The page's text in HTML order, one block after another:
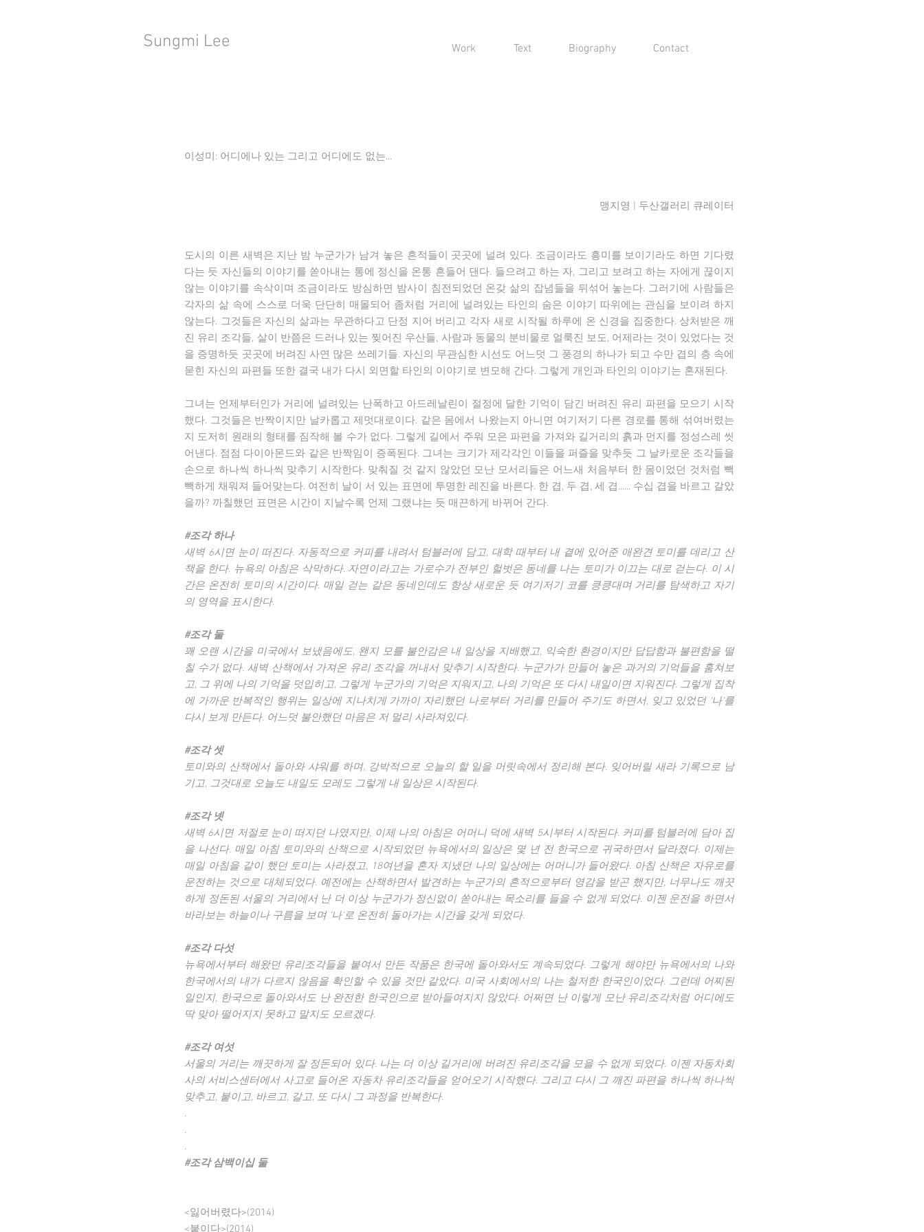
Sungmi Lee Work Text Biography Contact
이성미: 어디에나 있는 그리고 어디에도 없는...
맹지영 | 두산갤러리 큐레이터
도시의 이른 새벽은 지난 밤 누군가가 남겨 놓은 흔적들이 곳곳에 널려 있다. 조금이라도 흥미를 보이기라도 하면 기다렸
다는 듯 자신들의 이야기를 쏟아내는 통에 정신을 온통 흔들어 댄다. 들으려고 하는 자, 그리고 보려고 하는 자에게 끊이지
않는 이야기를 속삭이며 조금이라도 방심하면 밤사이 침전되었던 온갖 삶의 잡념들을 뒤섞어 놓는다. 그러기에 사람들은
각자의 삶 속에 스스로 더욱 단단히 매몰되어 좀처럼 거리에 널려있는 타인의 숨은 이야기 따위에는 관심을 보이려 하지
않는다. 그것들은 자신의 삶과는 무관하다고 단정 지어 버리고 각자 새로 시작될 하루에 온 신경을 집중한다. 상처받은 깨
진 유리 조각들, 살이 반쯤은 드러나 있는 찢어진 우산들, 사람과 동물의 분비물로 얼룩진 보도, 어제라는 것이 있었다는 것
을 증명하듯 곳곳에 버려진 사연 많은 쓰레기들. 자신의 무관심한 시선도 어느덧 그 풍경의 하나가 되고 수만 겹의 층 속에
묻힌 자신의 파편들 또한 결국 내가 다시 외면할 타인의 이야기로 변모해 간다. 그렇게 개인과 타인의 이야기는 혼재된다.
그녀는 언제부터인가 거리에 널려있는 난폭하고 아드레날린이 절정에 달한 기억이 담긴 버려진 유리 파편을 모으기 시작
했다. 그것들은 반짝이지만 날카롭고 제멋대로이다. 같은 몸에서 나왔는지 아니면 여기저기 다른 경로를 통해 섞여버렸는
지 도저히 원래의 형태를 짐작해 볼 수가 없다. 그렇게 길에서 주워 모은 파편을 가져와 길거리의 흙과 먼지를 정성스레 씻
어낸다. 점점 다이아몬드와 같은 반짝임이 증폭된다. 그녀는 크기가 제각각인 이들을 퍼즐을 맞추듯 그 날카로운 조각들을
손으로 하나씩 하나씩 맞추기 시작한다. 맞춰질 것 같지 않았던 모난 모서리들은 어느새 처음부터 한 몸이었던 것처럼 빽
빽하게 채워져 들어맞는다. 여전히 날이 서 있는 표면에 투명한 레진을 바른다. 한 겹, 두 겹, 세 겹...... 수십 겹을 바르고 갈았
을까? 까칠했던 표면은 시간이 지날수록 언제 그랬냐는 듯 매끈하게 바뀌어 간다.
#조각 하나
새벽 6시면 눈이 떠진다. 자동적으로 커피를 내려서 텀블러에 담고, 대학 때부터 내 곁에 있어준 애완견 토미를 데리고 산
책을 한다. 뉴욕의 아침은 삭막하다. 자연이라고는 가로수가 전부인 헐벗은 동네를 나는 토미가 이끄는 대로 걷는다. 이 시
간은 온전히 토미의 시간이다. 매일 걷는 같은 동네인데도 항상 새로운 듯 여기저기 코를 킁킁대며 거리를 탐색하고 자기
의 영역을 표시한다.
#조각 둘
꽤 오랜 시간을 미국에서 보냈음에도, 왠지 모를 불안감은 내 일상을 지배했고, 익숙한 환경이지만 답답함과 불편함을 떨
칠 수가 없다. 새벽 산책에서 가져온 유리 조각을 꺼내서 맞추기 시작한다. 누군가가 만들어 놓은 과거의 기억들을 훔쳐보
고, 그 위에 나의 기억을 덧입히고, 그렇게 누군가의 기억은 지워지고, 나의 기억은 또 다시 내일이면 지워진다. 그렇게 집착
에 가까운 반복적인 행위는 일상에 지나치게 가까이 자리했던 나로부터 거리를 만들어 주기도 하면서, 잊고 있었던 ‘나’를
다시 보게 만든다. 어느덧 불안했던 마음은 저 멀리 사라져있다.
#조각 셋
토미와의 산책에서 돌아와 샤워를 하며, 강박적으로 오늘의 할 일을 머릿속에서 정리해 본다. 잊어버릴 새라 기록으로 남
기고, 그것대로 오늘도 내일도 모레도 그렇게 내 일상은 시작된다.
#조각 넷
새벽 6시면 저절로 눈이 떠지던 나였지만, 이제 나의 아침은 어머니 덕에 새벽 5시부터 시작된다. 커피를 텀블러에 담아 집
을 나선다. 매일 아침 토미와의 산책으로 시작되었던 뉴욕에서의 일상은 몇 년 전 한국으로 귀국하면서 달라졌다. 이제는
매일 아침을 같이 했던 토미는 사라졌고, 18여년을 혼자 지냈던 나의 일상에는 어머니가 들어왔다. 아침 산책은 자유로를
운전하는 것으로 대체되었다. 예전에는 산책하면서 발견하는 누군가의 흔적으로부터 영감을 받곤 했지만, 너무나도 깨끗
하게 정돈된 서울의 거리에서 난 더 이상 누군가가 정신없이 쏟아내는 목소리를 들을 수 없게 되었다. 이젠 운전을 하면서
바라보는 하늘이나 구름을 보며 ‘나’로 온전히 돌아가는 시간을 갖게 되었다.
#조각 다섯
뉴욕에서부터 해왔던 유리조각들을 붙여서 만든 작품은 한국에 돌아와서도 계속되었다. 그렇게 해야만 뉴욕에서의 나와
한국에서의 내가 다르지 않음을 확인할 수 있을 것만 같았다. 미국 사회에서의 나는 철저한 한국인이었다. 그런데 어찌된
일인지, 한국으로 돌아와서도 난 완전한 한국인으로 받아들여지지 않았다. 어쩌면 난 이렇게 모난 유리조각처럼 어디에도
딱 맞아 떨어지지 못하고 말지도 모르겠다.
#조각 여섯
서울의 거리는 깨끗하게 잘 정돈되어 있다. 나는 더 이상 길거리에 버려진 유리조각을 모을 수 없게 되었다. 이젠 자동차회
사의 서비스센터에서 사고로 들어온 자동차 유리조각들을 얻어오기 시작했다. 그리고 다시 그 깨진 파편을 하나씩 하나씩
맞추고, 붙이고, 바르고, 갈고, 또 다시 그 과정을 반복한다.
.
.
.
#조각 삼백이십 둘
<잃어버렸다>(2014)
<붙이다>(2014)